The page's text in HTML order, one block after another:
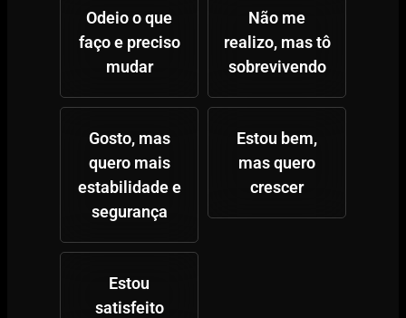
Odeio o que
faço e preciso
mudar
Não me
realizo, mas tô
sobrevivendo
Gosto, mas
quero mais
estabilidade e
segurança
Estou bem,
mas quero
crescer
Estou
satisfeito